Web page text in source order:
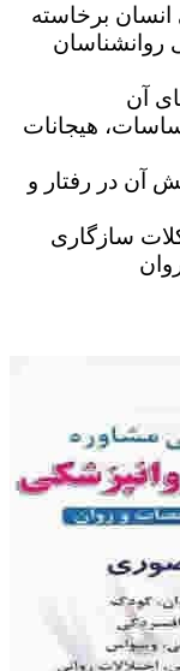
انسان برخاسته
روانشناسان
آن
هیجانات
آن در رفتار و
سازگاری